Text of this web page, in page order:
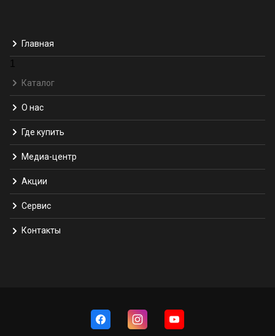
Главная
1
Каталог
О нас
Где купить
Медиа-центр
Акции
Сервис
Контакты